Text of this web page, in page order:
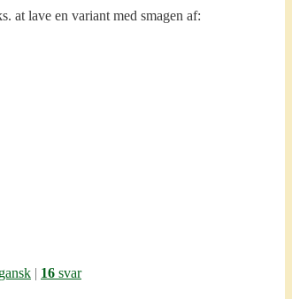
at lave en variant med smagen af:
| 16 svar